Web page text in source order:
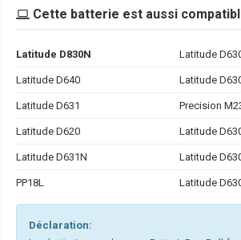
Cette batterie est aussi
Latitude D830N Latitude
Latitude D640 Latitude
Latitude D631 Precision
Latitude D620 Latitude
Latitude D631N Latitude
PP18L Latitude
Déclaration: